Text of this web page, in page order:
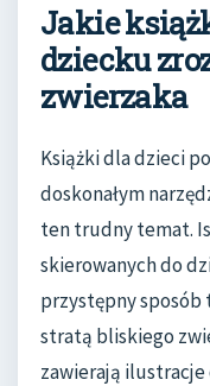
Jakie
dziecku
zwierzaka
Książki dla dzieci
doskonałym
ten trudny temat.
skierowanych do
przystępny sposób
stratą bliskiego
zawierają